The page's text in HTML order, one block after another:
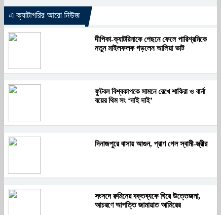
এ ক্যাটাগরির আরো নিউজ
দীপিকা-ক্যাটরিনাকে পেছনে ফেলে পারিশ্রমিকে
নতুন মাইলফলক গড়লেন আলিয়া ভাট
ফুটবল বিশ্বকাপকে সামনে রেখে শাকিরা ও বার্না
বয়ের থিম সং ‘দাই দাই’
দিনাজপুরে বাসায় আগুন, প্রাণ গেল স্বামী-স্ত্রীর
সংসদে রুমিনের বক্তব্যকে ঘিরে উত্তেজনা,
আচরণে আপত্তি জামায়াত আমিরের